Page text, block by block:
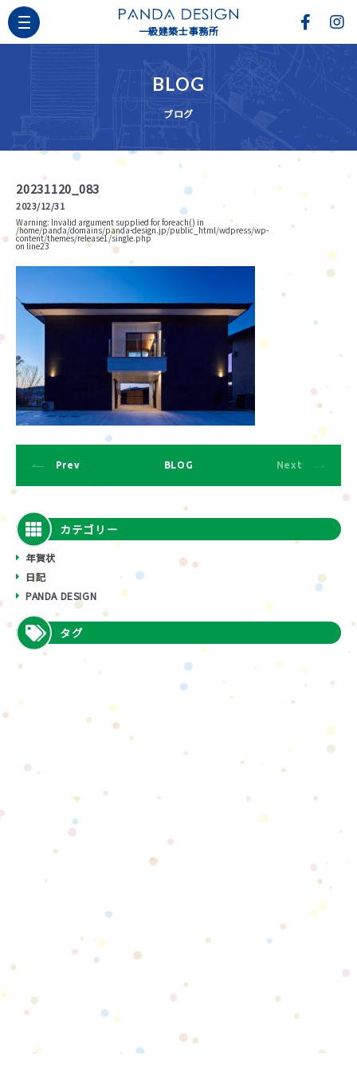
一級建築士事務所
BLOG
ブログ
20231120_083
2023/12/31
Warning: Invalid argument supplied for foreach() in
/home/panda/domains/panda-design.jp/public_html/wdpress/wp-
content/themes/release1/single.php
on line23
Prev BLOG Next
カテゴリー
年賀状
日記
PANDA DESIGN
タグ